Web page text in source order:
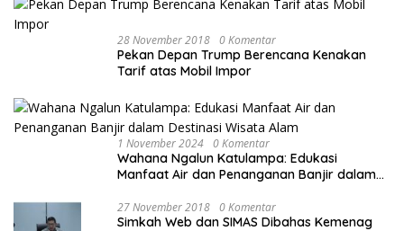
28 November 2018 0 Komentar
Pekan Depan Trump Berencana Kenakan
Tarif atas Mobil Impor
1 November 2024 0 Komentar
Wahana Ngalun Katulampa: Edukasi
Manfaat Air dan Penanganan Banjir dalam
27 November 2018 0 Komentar
Simkah Web dan SIMAS Dibahas Kemenag